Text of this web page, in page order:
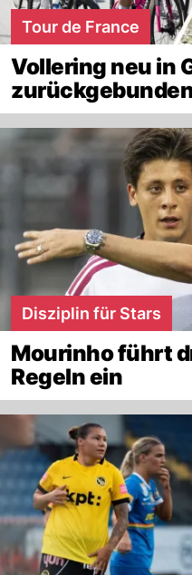
Tour de France
Vollering neu in
Disziplin für Stars
Mourinho führt
Regeln ein